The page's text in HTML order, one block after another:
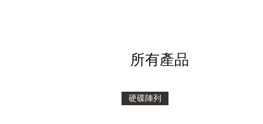
所有產品
硬碟陣列